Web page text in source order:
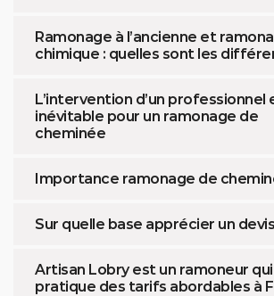
Ramonage à l’ancienne et
chimique : quelles sont les
L’intervention d’un professionnel
inévitable pour un ramonage de
cheminée
Importance ramonage de
Sur quelle base apprécier un devis
Artisan Lobry est un ramoneur qui
pratique des tarifs abordables à